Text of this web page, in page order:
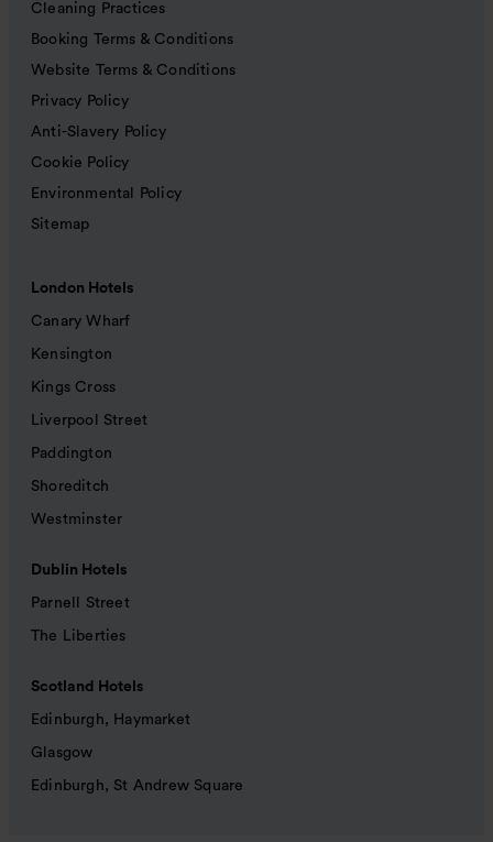
Cleaning Practices
Booking Terms & Conditions
Website Terms & Conditions
Privacy Policy
Anti-Slavery Policy
Cookie Policy
Environmental Policy
Sitemap
London Hotels
Canary Wharf
Kensington
Kings Cross
Liverpool Street
Paddington
Shoreditch
Westminster
Dublin Hotels
Parnell Street
The Liberties
Scotland Hotels
Edinburgh, Haymarket
Glasgow
Edinburgh, St Andrew Square